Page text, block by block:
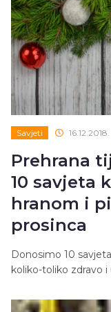
Savjeti 16.12.2018.
Prehrana
10 savjeta
hranom i
prosinca
Donosimo 10
koliko-toliko zdravo